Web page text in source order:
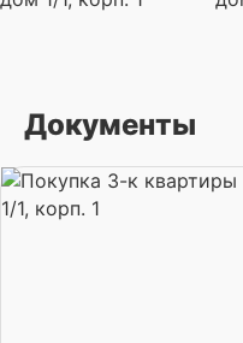
Документы